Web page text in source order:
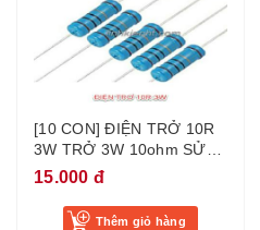
[10 CON] ĐIỆN TRỞ 10R
3W TRỞ 3W 10ohm SỬA
AMPLI
15.000 đ
Thêm giỏ hàng